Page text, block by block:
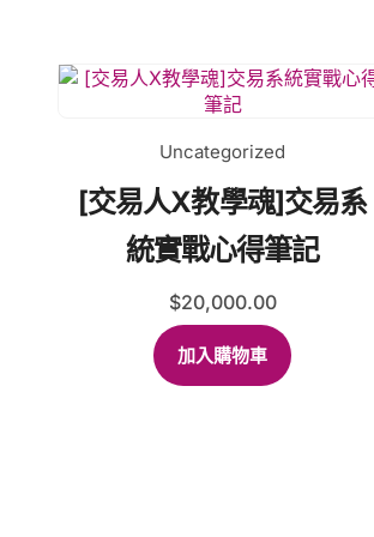
Uncategorized
[交易人X教學魂]交易系
統實戰心得筆記
$20,000.00
加入購物車